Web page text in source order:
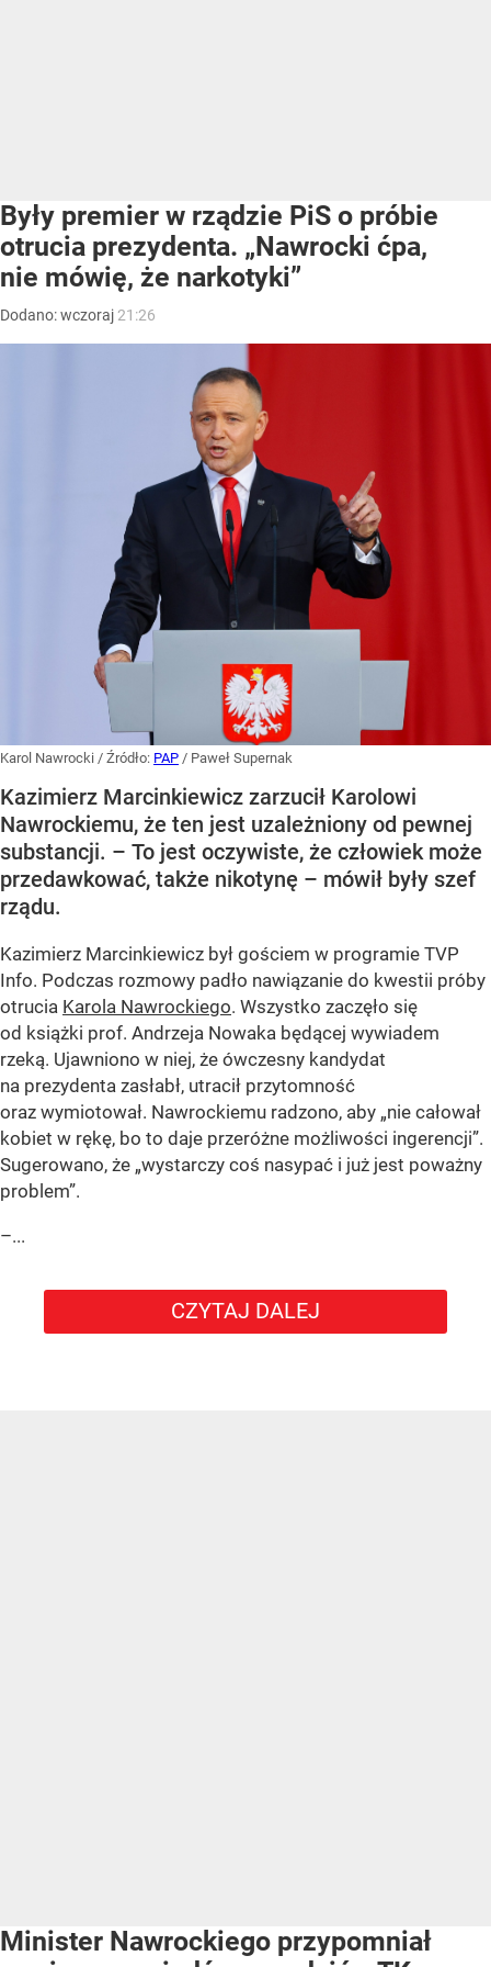
Były premier w rządzie PiS o próbie
otrucia prezydenta. „Nawrocki ćpa,
nie mówię, że narkotyki”
Dodano:wczoraj 21:26
Karol Nawrocki / Źródło: PAP / Paweł Supernak
Kazimierz Marcinkiewicz zarzucił Karolowi
Nawrockiemu, że ten jest uzależniony od pewnej
substancji. – To jest oczywiste, że człowiek może
przedawkować, także nikotynę – mówił były szef
rządu.
Kazimierz Marcinkiewicz był gościem w programie TVP
Info. Podczas rozmowy padło nawiązanie do kwestii próby
otrucia Karola Nawrockiego. Wszystko zaczęło się
od książki prof. Andrzeja Nowaka będącej wywiadem
rzeką. Ujawniono w niej, że ówczesny kandydat
na prezydenta zasłabł, utracił przytomność
oraz wymiotował. Nawrockiemu radzono, aby „nie całował
kobiet w rękę, bo to daje przeróżne możliwości ingerencji”.
Sugerowano, że „wystarczy coś nasypać i już jest poważny
problem”.
–...
CZYTAJ DALEJ
Minister Nawrockiego przypomniał